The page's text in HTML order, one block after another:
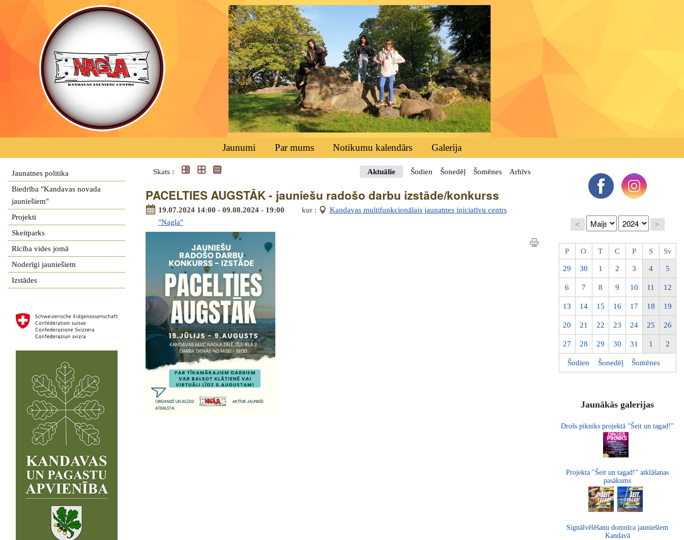
Jaunumi Par mums Notikumu kalendārs Galerija
Jaunatnes politika
Biedrība "Kandavas novada
jauniešiem"
Projekti
Skeitparks
Rīcība vides jomā
Noderīgi jauniešiem
Izstādes
Skats : Aktuālie Šodien Šonedēļ Šomēnes Arhīvs
PACELTIES AUGSTĀK - jauniešu radošo darbu izstāde/konkurss
19.07.2024 14:00 - 09.08.2024 - 19:00 kur :
Kandavas multifunkcionālais jaunatnes iniciatīvu centrs
"Nagla"
< >
P O T C P S Sv
29 30 1 2 3 4 5
6 7 8 9 10 11 12
13 14 15 16 17 18 19
20 21 22 23 24 25 26
27 28 29 30 31 1 2
Šodien Šonedēļ Šomēnes
Jaunākās galerijas
Drošs pikniks projektā "Šeit un tagad!"
Projekta "Šeit un tagad!" atklāšanas
pasākums
Signālvēlēšanu domnīca jauniešiem
Kandavā